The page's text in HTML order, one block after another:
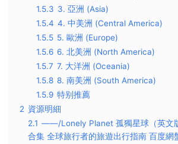
1.5.3 3. 亞洲 (Asia)
1.5.4 4. 中美洲 (Central America)
1.5.5 5. 歐洲 (Europe)
1.5.6 6. 北美洲 (North America)
1.5.7 7. 大洋洲 (Oceania)
1.5.8 8. 南美洲 (South America)
1.5.9 特别推薦
2 資源明細
2.1 ——/Lonely Planet 孤獨星球（英文
合集 全球旅行者的旅遊出行指南 百度網